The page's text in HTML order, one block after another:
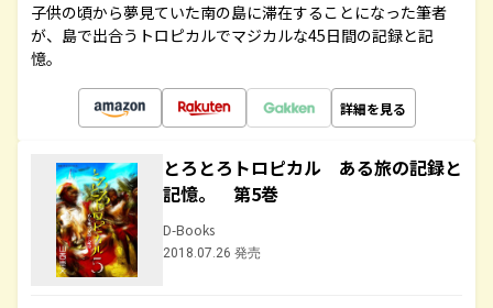
子供の頃から夢見ていた南の島に滞在することになった筆者
が、島で出合うトロピカルでマジカルな45日間の記録と記
憶。
詳細を見る
とろとろトロピカル ある旅の記録と
記憶。 第5巻
D-Books
2018.07.26 発売